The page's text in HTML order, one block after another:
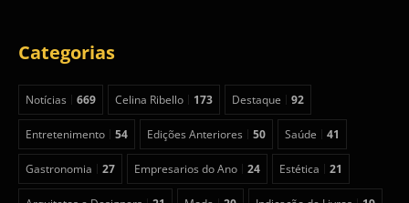
Categorias
Notícias 669 Celina Ribello 173 Destaque 92
Entretenimento 54 Edições Anteriores 50 Saúde 41
Gastronomia 27 Empresarios do Ano 24 Estética 21